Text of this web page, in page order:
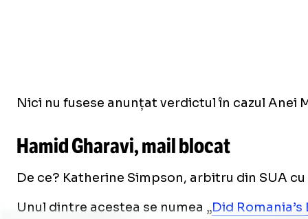
Nici nu fusese anunțat verdictul în cazul Anei
Hamid Gharavi, mail blocat
De ce? Katherine Simpson, arbitru din SUA
Unul dintre acestea se numea „Did